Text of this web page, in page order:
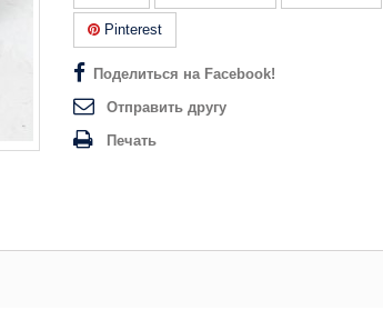
Pinterest
Поделиться на Facebook!
Отправить другу
Печать